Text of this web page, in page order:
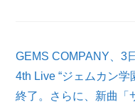
の
他
の
記
GEMS COMPANY、3
4th Live “ジェムカン学
終了。さらに、新曲「